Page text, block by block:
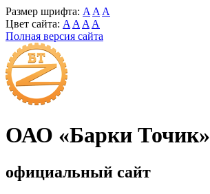
Размер шрифта: A A A
Цвет сайта: A A A A
Полная версия сайта
ОАО «Барки Точик»
официальный сайт